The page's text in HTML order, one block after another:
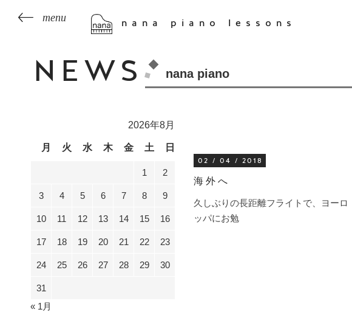
nana piano lessons
NEWS
2026年8月
月 火 水 木 金 土 日
1 2
3 4 5 6 7 8 9
10 11 12 13 14 15 16
17 18 19 20 21 22 23
24 25 26 27 28 29 30
31
« 1月
nana piano
02 / 04 / 2018
海外へ
久しぶりの長距離フライトで、ヨーロ
ッパにお勉